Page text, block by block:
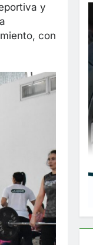
y
con